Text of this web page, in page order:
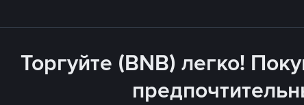
Торгуйте (BNB) легко!